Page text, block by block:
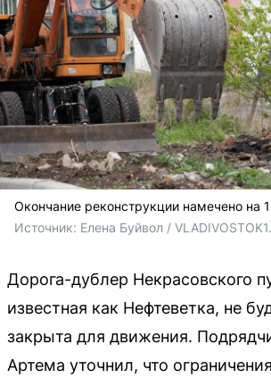
Окончание реконструкции намечено на
Источник: Елена Буйвол /
Дорога-дублер Некрасовского
известная как Нефтеветка, не
закрыта для движения.
Артема уточнил, что